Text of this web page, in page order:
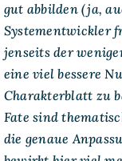
gut abbilden (ja,
Systementwickler
jenseits der
eine viel bessere
Charakterblatt zu
Fate sind
die genaue